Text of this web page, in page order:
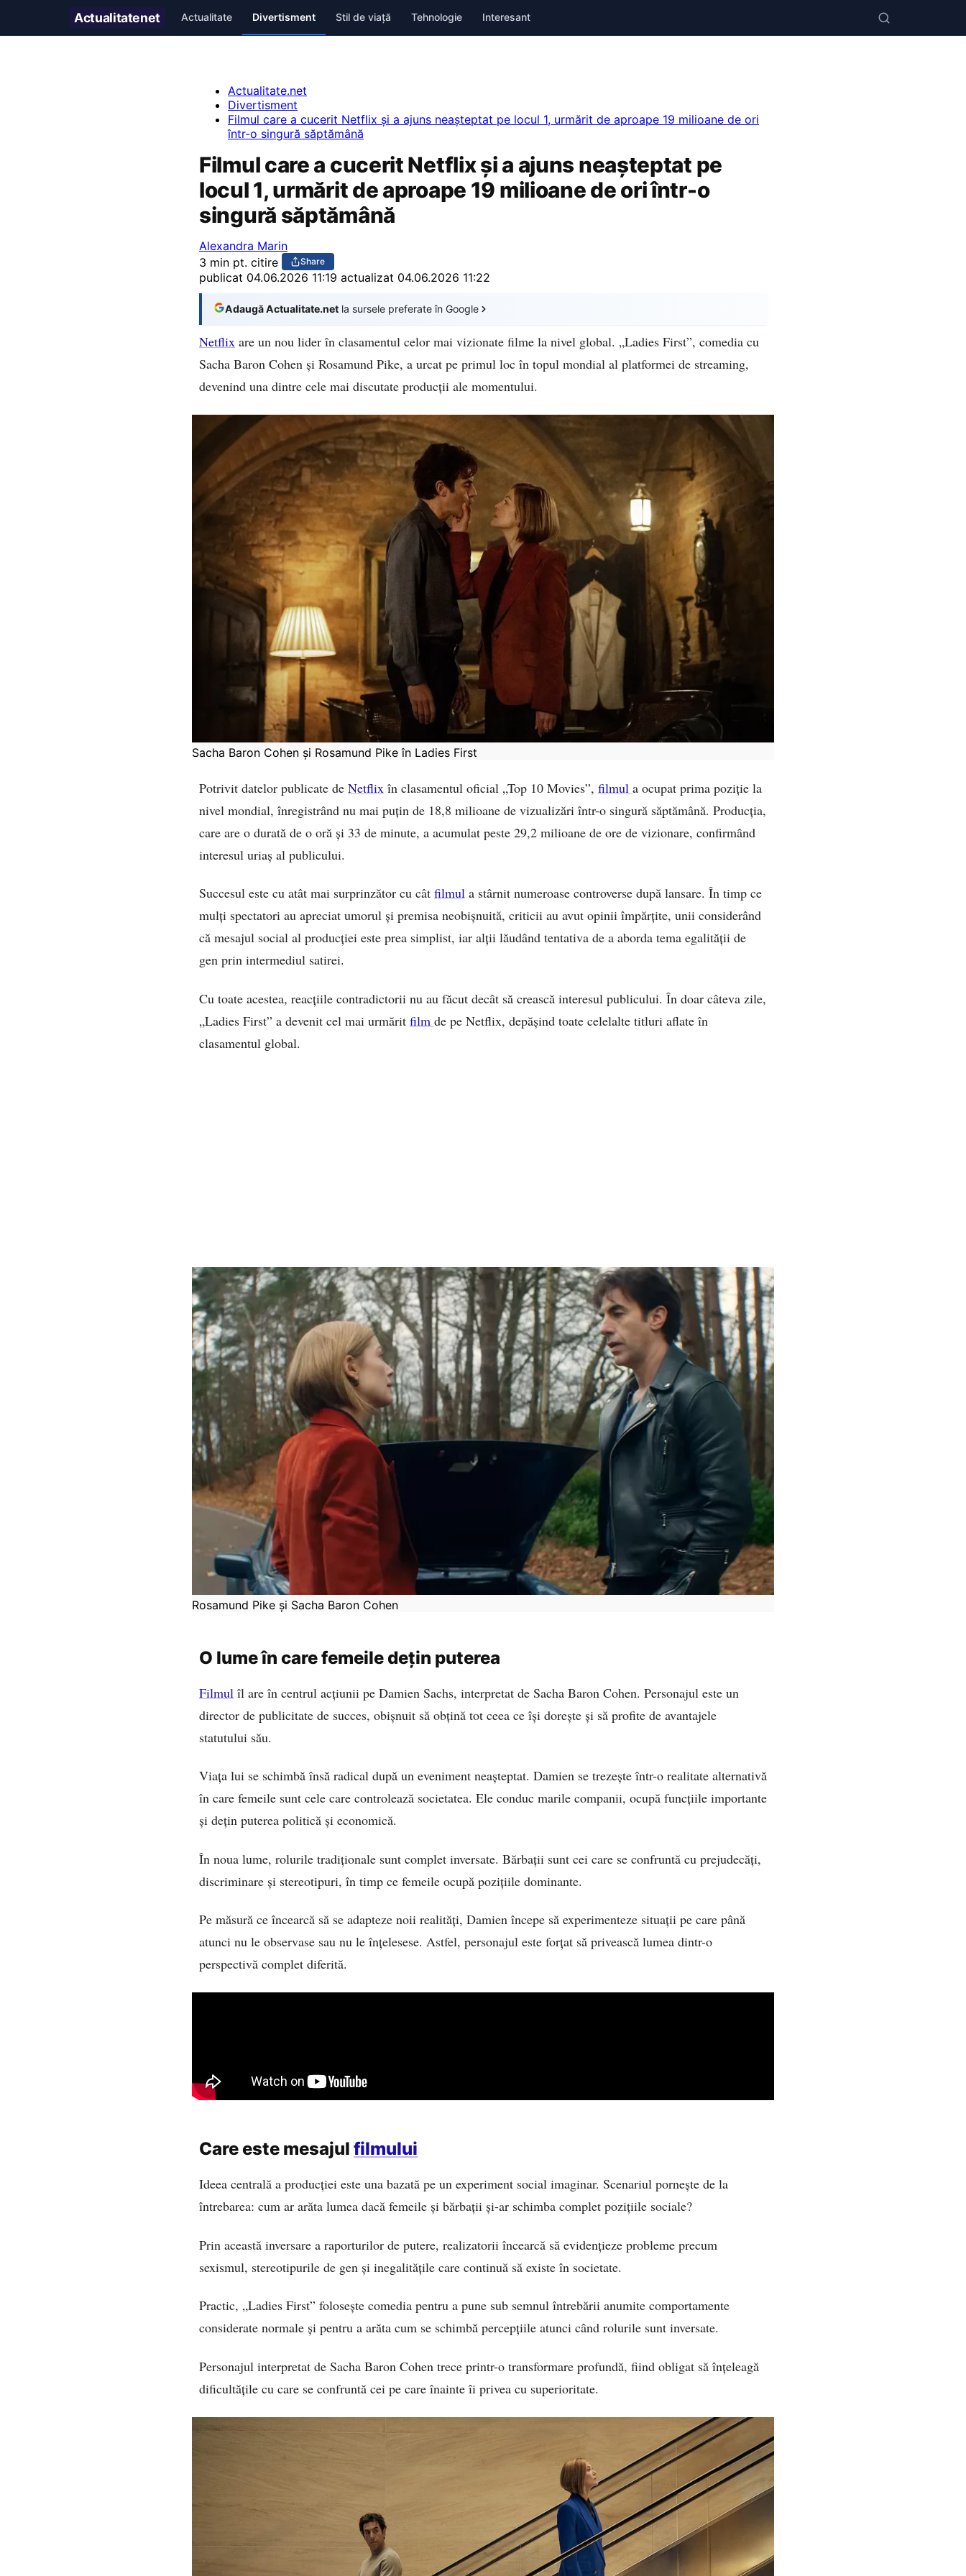
Actualitatenet Actualitate Divertisment Stil de viață Tehnologie Interesant
Actualitate.net
Divertisment
Filmul care a cucerit Netflix și a ajuns neașteptat pe locul 1, urmărit de aproape 19 milioane de ori
într-o singură săptămână
Filmul care a cucerit Netflix și a ajuns neașteptat pe
locul 1, urmărit de aproape 19 milioane de ori într-o
singură săptămână
Alexandra Marin
3 min pt. citire
Share
publicat 04.06.2026 11:19 actualizat 04.06.2026 11:22
Adaugă Actualitate.net la sursele preferate în Google
Netflix are un nou lider în clasamentul celor mai vizionate filme la nivel global. „Ladies First”, comedia cu
Sacha Baron Cohen și Rosamund Pike, a urcat pe primul loc în topul mondial al platformei de streaming,
devenind una dintre cele mai discutate producții ale momentului.
Sacha Baron Cohen și Rosamund Pike în Ladies First
Potrivit datelor publicate de Netflix în clasamentul oficial „Top 10 Movies”, filmul a ocupat prima poziție la
nivel mondial, înregistrând nu mai puțin de 18,8 milioane de vizualizări într-o singură săptămână. Producția,
care are o durată de o oră și 33 de minute, a acumulat peste 29,2 milioane de ore de vizionare, confirmând
interesul uriaș al publicului.
Succesul este cu atât mai surprinzător cu cât filmul a stârnit numeroase controverse după lansare. În timp ce
mulți spectatori au apreciat umorul și premisa neobișnuită, criticii au avut opinii împărțite, unii considerând
că mesajul social al producției este prea simplist, iar alții lăudând tentativa de a aborda tema egalității de
gen prin intermediul satirei.
Cu toate acestea, reacțiile contradictorii nu au făcut decât să crească interesul publicului. În doar câteva zile,
„Ladies First” a devenit cel mai urmărit film de pe Netflix, depășind toate celelalte titluri aflate în
clasamentul global.
Rosamund Pike și Sacha Baron Cohen
O lume în care femeile dețin puterea
Filmul îl are în centrul acțiunii pe Damien Sachs, interpretat de Sacha Baron Cohen. Personajul este un
director de publicitate de succes, obișnuit să obțină tot ceea ce își dorește și să profite de avantajele
statutului său.
Viața lui se schimbă însă radical după un eveniment neașteptat. Damien se trezește într-o realitate alternativă
în care femeile sunt cele care controlează societatea. Ele conduc marile companii, ocupă funcțiile importante
și dețin puterea politică și economică.
În noua lume, rolurile tradiționale sunt complet inversate. Bărbații sunt cei care se confruntă cu prejudecăți,
discriminare și stereotipuri, în timp ce femeile ocupă pozițiile dominante.
Pe măsură ce încearcă să se adapteze noii realități, Damien începe să experimenteze situații pe care până
atunci nu le observase sau nu le înțelesese. Astfel, personajul este forțat să privească lumea dintr-o
perspectivă complet diferită.
Care este mesajul filmului
Ideea centrală a producției este una bazată pe un experiment social imaginar. Scenariul pornește de la
întrebarea: cum ar arăta lumea dacă femeile și bărbații și-ar schimba complet pozițiile sociale?
Prin această inversare a raporturilor de putere, realizatorii încearcă să evidențieze probleme precum
sexismul, stereotipurile de gen și inegalitățile care continuă să existe în societate.
Practic, „Ladies First” folosește comedia pentru a pune sub semnul întrebării anumite comportamente
considerate normale și pentru a arăta cum se schimbă percepțiile atunci când rolurile sunt inversate.
Personajul interpretat de Sacha Baron Cohen trece printr-o transformare profundă, fiind obligat să înțeleagă
dificultățile cu care se confruntă cei pe care înainte îi privea cu superioritate.